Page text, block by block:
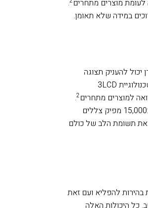
.
במידה שלא תאומן.
להעניק תצוגה
מרשימה בגדול 300 אינץ’. גם האיכות נהדרת, הודות לטכנולוגיית 3LCD
למוצרים מתחרים2
.
נוסף לצבעים הבהירים ומלאי החיים, יחס ניגודיות של 15,000:1 מפיק צללים
את תשומת הלב של כולם
בהירות להפליא ועם זאת
כל היכולות האלה